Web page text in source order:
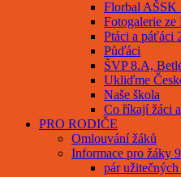
Florbal AŠSK
Fotogalerie ze
Ptáci a páťáci
Půďáci
ŠVP 8.A,
Ukliďme
Naše škola
Co říkají žáci
PRO RODIČE
Omlouvání žáků
Informace pro žáky
pár užitečných